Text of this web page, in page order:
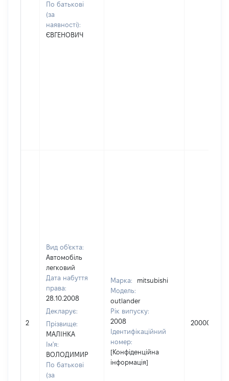
По батькові
(за
наявності):
ЄВГЕНОВИЧ
2
Вид об'єкта:
Автомобіль
легковий
Дата набуття
права:
28.10.2008
Декларує:
Прізвище:
МАЛІНКА
Ім'я:
ВОЛОДИМИР
По батькові
(за
Марка:
mitsubishi
Модель:
outlander
Рік випуску:
2008
Ідентифікаційний
номер:
[Конфіденційна
інформація]
200000